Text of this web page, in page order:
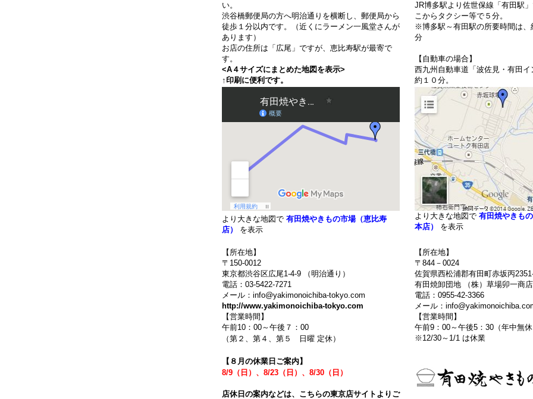
い。
渋谷橋郵便局の方へ明治通りを横断し、郵便局から
徒歩１分以内です。（近くにラーメン一風堂さんが
あります）
お店の住所は「広尾」ですが、恵比寿駅が最寄で
す。
<A４サイズにまとめた地図を表示>
↑印刷に便利です。
JR博多駅より佐世保線「有田駅
こからタクシー等で５分。
※博多駅～有田駅の所要時間は、
分
【自動車の場合】
西九州自動車道「波佐見・有田イ
約１０分。
より大きな地図で 有田焼やきもの市場（恵比寿
店）
を表示
より大きな地図で 有田焼やきも
本店）
を表示
【所在地】
〒150-0012
東京都渋谷区広尾1-4-9 （明治通り）
電話：03-5422-7271
メール：info@yakimonoichiba-tokyo.com
http://www.yakimonoichiba-tokyo.com
【営業時間】
午前10：00～午後７：00
（第２、第４、第５ 日曜 定休）
【８月の休業日ご案内】
8/9（日）、8/23（日）、8/30（日）
店休日の案内などは、こちらの東京店サイトよりご
【所在地】
〒844－0024
佐賀県西松浦郡有田町赤坂丙
有田焼卸団地 （株）草場卯一商店
電話：0955-42-3366
メール：
【営業時間】
午前9：00～午後5：30（年中
※12/30～1/1 は休業